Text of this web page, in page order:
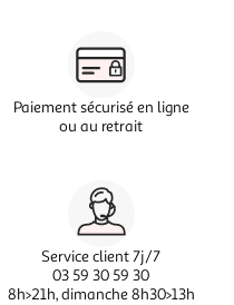
Paiement sécurisé en ligne
ou au retrait
Service client 7j/7
03 59 30 59 30
8h>21h, dimanche 8h30>13h